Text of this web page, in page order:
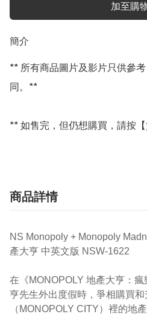
加至購
簡介
** 所有商品圖片及影片只供參
同。**
** 如售完，但仍想購買，請按
商品詳情
NS Monopoly + Monopoly
產大亨 中英文版 NSW-1622
在《MONOPOLY 地產大亨：
亨先生外出度假時，爭相購買和
（MONOPOLY CITY）裡的地